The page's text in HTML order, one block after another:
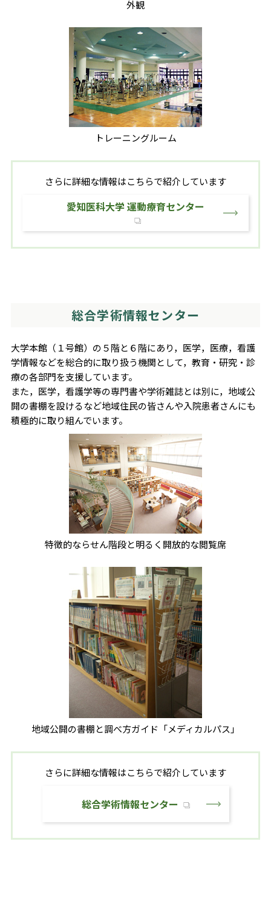
外観
トレーニングルーム
さらに詳細な情報はこちらで紹介しています
愛知医科大学 運動療育センター
総合学術情報センター
大学本館（１号館）の５階と６階にあり，医学，医療，看護
学情報などを総合的に取り扱う機関として，教育・研究・診
療の各部門を支援しています。
また，医学，看護学等の専門書や学術雑誌とは別に，地域公
開の書棚を設けるなど地域住民の皆さんや入院患者さんにも
積極的に取り組んでいます。
特徴的ならせん階段と明るく開放的な閲覧席
地域公開の書棚と調べ方ガイド「メディカルパス」
さらに詳細な情報はこちらで紹介しています
総合学術情報センター